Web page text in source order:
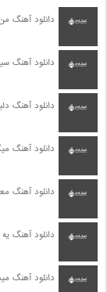
دانلود آهنگ
دانلود آهنگ
دانلود آهنگ
دانلود آهنگ
دانلود آهنگ
دانلود آهنگ
دانلود آهنگ